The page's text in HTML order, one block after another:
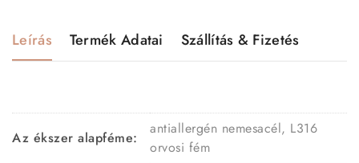
Leírás Termék Adatai Szállítás & Fizetés
Az ékszer alapféme:
antiallergén nemesacél, L316
orvosi fém